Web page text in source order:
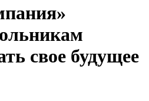
свое будущее